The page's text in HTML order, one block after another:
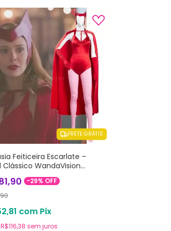
FRETE GRÁTIS
Feiticeira Escarlate –
Clássico WandaVision
-29% OFF
com Pix
R$116,38 sem juros